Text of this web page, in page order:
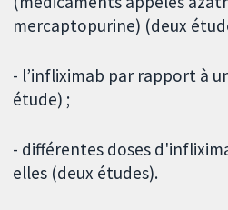
mercaptopurine) (deux
- l’infliximab par rapport à
étude) ;
- différentes doses
elles (deux études).